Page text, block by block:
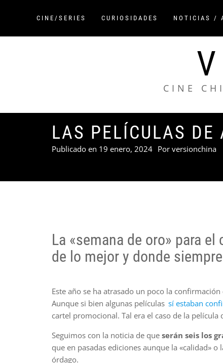
CINE/SERIES CURIOSIDADES NOTICIAS /
CINE
LAS PELÍCULAS
Publicado en 19 enero, 2024 Por versionchina
La «semana de oro» para
de lo mejor y donde
Este año se ha atrasado un poco la
Aunque si bien algunas películas sí estaban
cartel promocional. Tal era el caso de la película
Seguimos con la noticia de que serán seis los
que en pasadas ediciones aunque la «calidad»
órdago.